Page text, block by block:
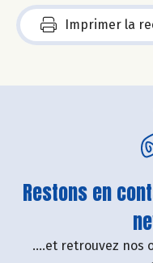
Imprimer la
Restons en
....et retrouvez nos